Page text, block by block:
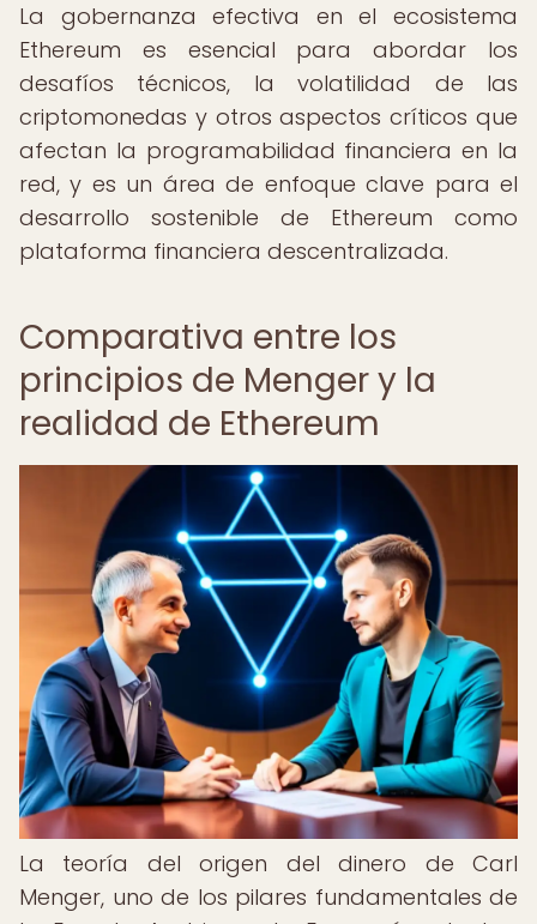
La gobernanza efectiva en el ecosistema
Ethereum es esencial para abordar los
desafíos técnicos, la volatilidad de las
criptomonedas y otros aspectos críticos que
afectan la programabilidad financiera en la
red, y es un área de enfoque clave para el
desarrollo sostenible de Ethereum como
plataforma financiera descentralizada.
Comparativa entre los
principios de Menger y la
realidad de Ethereum
La teoría del origen del dinero de Carl
Menger, uno de los pilares fundamentales de